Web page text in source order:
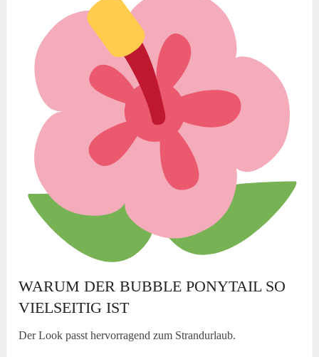
WARUM DER BUBBLE PONYTAIL SO
VIELSEITIG IST
Der Look passt hervorragend zum Strandurlaub.